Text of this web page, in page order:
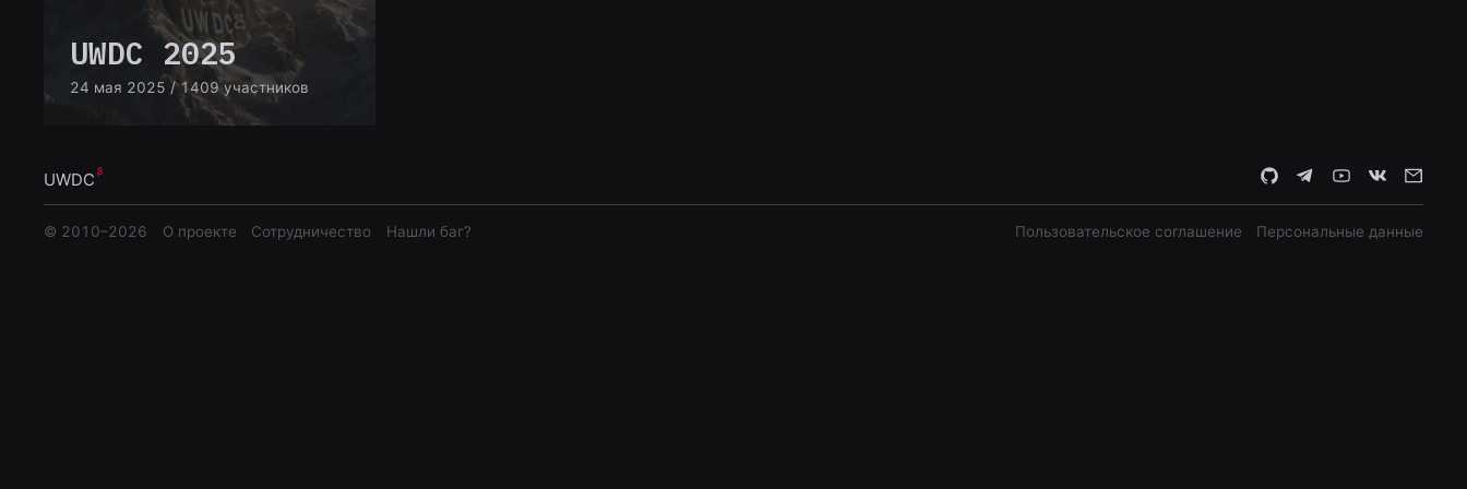
UWDC 2025
24 мая 2025 / 1409 участников
UWDC
© 2010–2026 О проекте Сотрудничество Нашли баг? Пользовательское соглашение Персональные данные